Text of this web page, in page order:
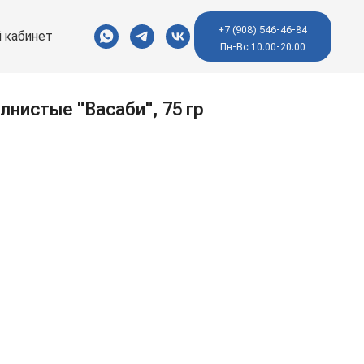
+7 (908) 546-46-84
Пн-Вс 10.00-20.00
"Васаби", 75 гр